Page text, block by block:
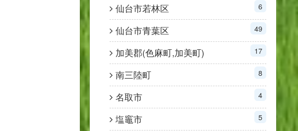
仙台市若林区 6
仙台市青葉区 49
加美郡(色麻町,加美町) 17
南三陸町 8
名取市 4
塩竈市 5